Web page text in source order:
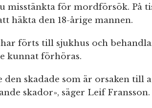
misstänkta för mordförsök. På
häkta den 18-årige mannen.
förts till sjukhus och
kunnat förhöras.
den skadade som är orsaken till
skador», säger Leif Fransson.